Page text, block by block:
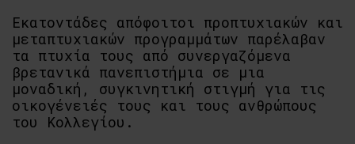
Eκατοντάδες απόφοιτοι προπτυχιακών και
μεταπτυχιακών προγραμμάτων παρέλαβαν
τα πτυχία τους από συνεργαζόμενα
βρετανικά πανεπιστήμια σε μια
μοναδική, συγκινητική στιγμή για τις
οικογένειές τους και τους ανθρώπους
του Κολλεγίου.